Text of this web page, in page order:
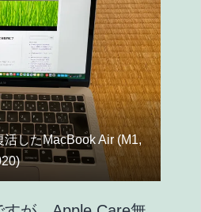
したMacBook Air (M1,